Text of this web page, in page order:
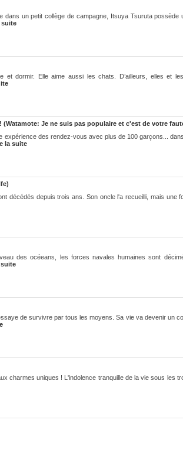
un petit collège de campagne, Itsuya Tsuruta possède
suite
et dormir. Elle aime aussi les chats. D’ailleurs, elles et
Je ne suis pas populaire et c'est de votre
expérience des rendez-vous avec plus de 100 garçons...
la suite
décédés depuis trois ans. Son oncle l'a recueilli, mais une
des océeans, les forces navales humaines sont
de survivre par tous les moyens. Sa vie va devenir un
charmes uniques ! L'indolence tranquille de la vie sous les